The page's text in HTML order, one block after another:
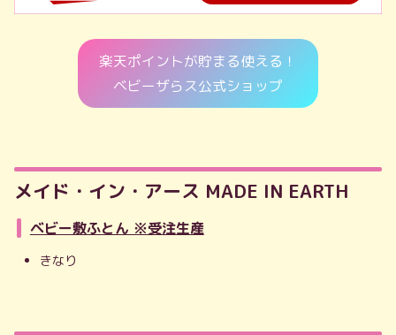
楽天ポイントが貯まる使える！
ベビーザらス公式ショップ
メイド・イン・アース MADE IN EARTH
ベビー敷ふとん ※受注生産
きなり